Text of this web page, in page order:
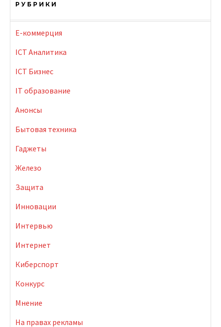
РУБРИКИ
E-коммерция
ICT Аналитика
ICT Бизнес
IT образование
Анонсы
Бытовая техника
Гаджеты
Железо
Защита
Инновации
Интервью
Интернет
Киберспорт
Конкурс
Мнение
На правах рекламы